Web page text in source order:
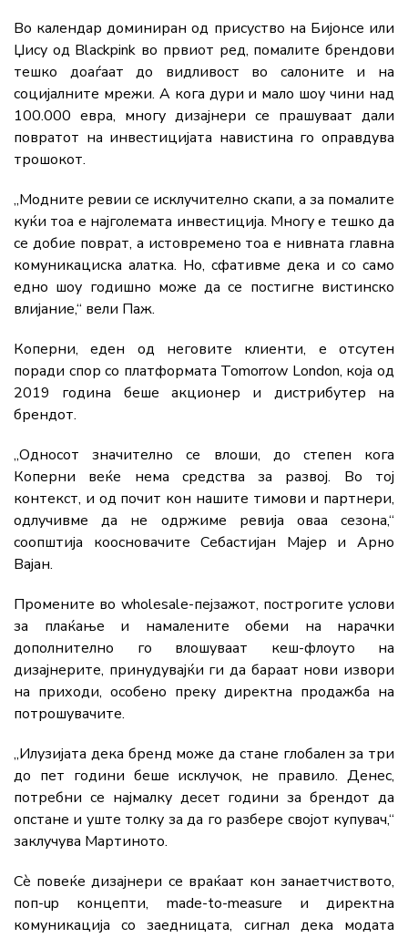
Во календар доминиран од присуство на Бијонсе или
Џису од Blackpink во првиот ред, помалите брендови
тешко доаѓаат до видливост во салоните и на
социјалните мрежи. А кога дури и мало шоу чини над
100.000 евра, многу дизајнери се прашуваат дали
повратот на инвестицијата навистина го оправдува
трошокот.
„Модните ревии се исклучително скапи, а за помалите
куќи тоа е најголемата инвестиција. Многу е тешко да
се добие поврат, а истовремено тоа е нивната главна
комуникациска алатка. Но, сфативме дека и со само
едно шоу годишно може да се постигне вистинско
влијание,“ вели Паж.
Коперни, еден од неговите клиенти, е отсутен
поради спор со платформата Tomorrow London, која од
2019 година беше акционер и дистрибутер на
брендот.
„Односот значително се влоши, до степен кога
Коперни веќе нема средства за развој. Во тој
контекст, и од почит кон нашите тимови и партнери,
одлучивме да не одржиме ревија оваа сезона,“
соопштија коосновачите Себастијан Мајер и Арно
Вајан.
Промените во wholesale-пејзажот, построгите услови
за плаќање и намалените обеми на нарачки
дополнително го влошуваат кеш-флоуто на
дизајнерите, принудувајќи ги да бараат нови извори
на приходи, особено преку директна продажба на
потрошувачите.
„Илузијата дека бренд може да стане глобален за три
до пет години беше исклучок, не правило. Денес,
потребни се најмалку десет години за брендот да
опстане и уште толку за да го разбере својот купувач,“
заклучува Мартиното.
Сè повеќе дизајнери се враќаат кон занаетчиството,
поп-up концепти, made-to-measure и директна
комуникација со заедницата, сигнал дека модата